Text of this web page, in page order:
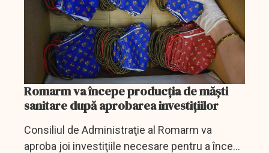
Romarm va începe producția de măști
sanitare după aprobarea investițiilor
Consiliul de Administraţie al Romarm va
aproba joi investiţiile necesare pentru a începe